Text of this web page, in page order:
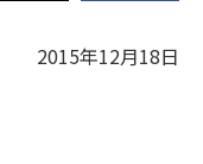
2015年12月18日